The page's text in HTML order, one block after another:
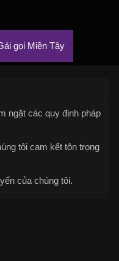
gọi Miền Tây
ngặt các quy định pháp
tôi cam kết tôn trọng
của chúng tôi.